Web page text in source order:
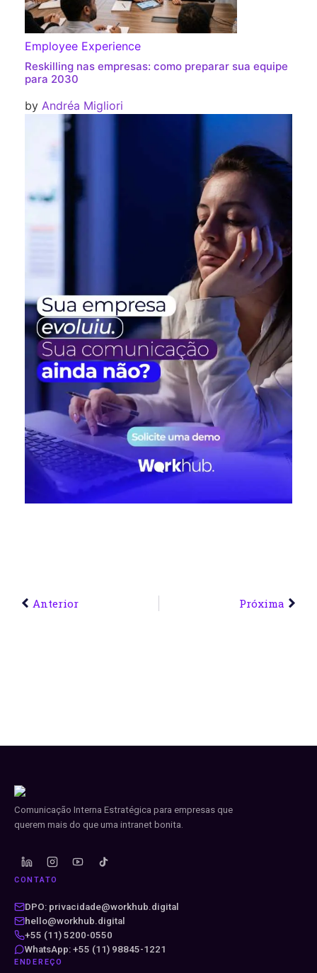
Employee Experience
Reskilling nas empresas: como preparar sua equipe
para 2030
by Andréa Migliori
Anterior Próxima
Comunicação Interna Estratégica para empresas que
querem mais do que uma intranet bonita.
CONTATO
DPO: privacidade@workhub.digital
hello@workhub.digital
+55 (11) 5200-0550
WhatsApp: +55 (11) 98845-1221
ENDEREÇO